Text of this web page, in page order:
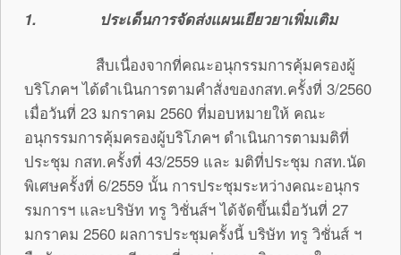
1. ประเด็นการจัดส่งแผนเยียวยาเพิ่มเติม
สืบเนื่องจากที่คณะอนุกรรมการคุ้มครองผู้
บริโภคฯ ได้ดำเนินการตามคำสั่งของกสท.ครั้งที่ 3/2560
เมื่อวันที่ 23 มกราคม 2560 ที่มอบหมายให้ คณะ
อนุกรรมการคุ้มครองผู้บริโภคฯ ดำเนินการตามมติที่
ประชุม กสท.ครั้งที่ 43/2559 และ มติที่ประชุม กสท.นัด
พิเศษครั้งที่ 6/2559 นั้น การประชุมระหว่างคณะอนุกร
รมการฯ และบริษัท ทรู วิชั่นส์ฯ ได้จัดขึ้นเมื่อวันที่ 27
มกราคม 2560 ผลการประชุมครั้งนี้ บริษัท ทรู วิชั่นส์ ฯ